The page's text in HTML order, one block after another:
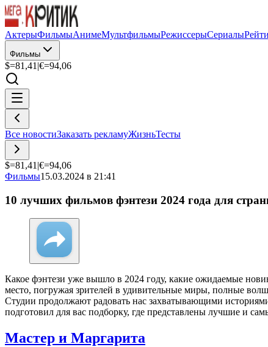
АктерыФильмыАнимеМультфильмыРежиссерыСериалы
Фильмы
$=81,41 |€=94,06
Все новостиЗаказать рекламуЖизньТесты
$=81,41 |€=94,06
Фильмы15.03.2024 в 21:41
10 лучших фильмов фэнтези 2024 года для
Какое фэнтези уже вышло в 2024 году, какие ожидаемые
место, погружая зрителей в удивительные миры, полные
Студии продолжают радовать нас захватывающими
подготовил для вас подборку, где представлены лучшие и
Мастер и Маргарита